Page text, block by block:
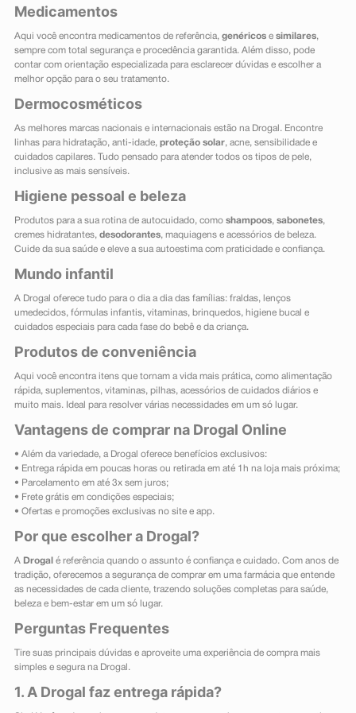
Medicamentos
Aqui você encontra medicamentos de referência, genéricose similares,
sempre com total segurança e procedência garantida. Além disso, pode
contar com orientação especializada para esclarecer dúvidas e escolher a
melhor opção para o seu tratamento.
Dermocosméticos
As melhores marcas nacionais e internacionais estão na Drogal. Encontre
linhas para hidratação, anti-idade, proteção solar, acne, sensibilidade e
cuidados capilares. Tudo pensado para atender todos os tipos de pele,
inclusive as mais sensíveis.
Higiene pessoal e beleza
Produtos para a sua rotina de autocuidado, como shampoos, sabonetes,
cremes hidratantes, desodorantes, maquiagens e acessórios de beleza.
Cuide da sua saúde e eleve a sua autoestima com praticidade e confiança.
Mundo infantil
A Drogal oferece tudo para o dia a dia das famílias: fraldas, lenços
umedecidos, fórmulas infantis, vitaminas, brinquedos, higiene bucal e
cuidados especiais para cada fase do bebê e da criança.
Produtos de conveniência
Aqui você encontra itens que tornam a vida mais prática, como alimentação
rápida, suplementos, vitaminas, pilhas, acessórios de cuidados diários e
muito mais. Ideal para resolver várias necessidades em um só lugar.
Vantagens de comprar na Drogal Online
• Além da variedade, a Drogal oferece benefícios exclusivos:
• Entrega rápida em poucas horas ou retirada em até 1h na loja mais próxima;
• Parcelamento em até 3x sem juros;
• Frete grátis em condições especiais;
• Ofertas e promoções exclusivas no site e app.
Por que escolher a Drogal?
A Drogal é referência quando o assunto é confiança e cuidado. Com anos de
tradição, oferecemos a segurança de comprar em uma farmácia que entende
as necessidades de cada cliente, trazendo soluções completas para saúde,
beleza e bem-estar em um só lugar.
Perguntas Frequentes
Tire suas principais dúvidas e aproveite uma experiência de compra mais
simples e segura na Drogal.
1. A Drogal faz entrega rápida?